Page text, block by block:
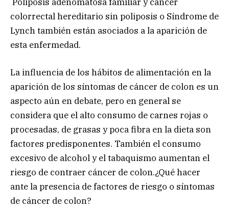
colorrectal hereditario sin poliposis o Síndrome de
Lynch también están asociados a la aparición de
esta enfermedad.
La influencia de los hábitos de alimentación en la
aparición de los síntomas de cáncer de colon es un
aspecto aún en debate, pero en general se
considera que el alto consumo de carnes rojas o
procesadas, de grasas y poca fibra en la dieta son
factores predisponentes. También el consumo
excesivo de alcohol y el tabaquismo aumentan el
riesgo de contraer cáncer de colon.¿Qué hacer
ante la presencia de factores de riesgo o síntomas
de cáncer de colon?